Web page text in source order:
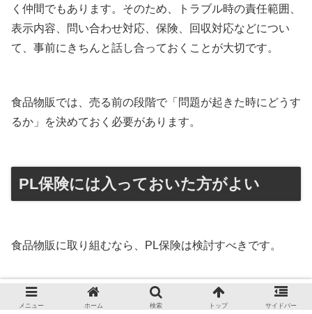
く仲間でもあります。そのため、トラブル時の責任範囲、
表示内容、問い合わせ対応、保険、回収対応などについ
て、事前にきちんと話し合っておくことが大切です。
食品物販では、売る前の段階で「問題が起きた時にどうす
るか」を決めておく必要があります。
PL保険には入っておいた方がよい
食品物販に取り組むなら、PL保険は検討すべきです。
製造者だけでなく、販売者側にも法的責任が及ぶ可能性が
メニュー ホーム 検索 トップ サイドバー